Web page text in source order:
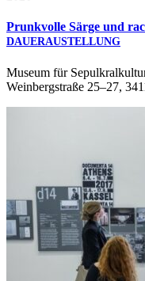
Prunkvolle Särge und
DAUERAUSTELLUNG
Muse­um für
Wein­berg­stra­ße 25–27,